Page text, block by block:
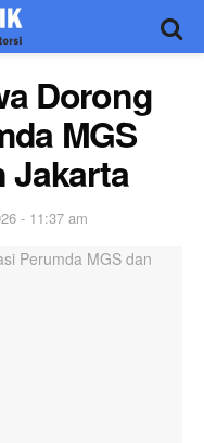
Dorong
MGS
Jakarta
- 11:37 am